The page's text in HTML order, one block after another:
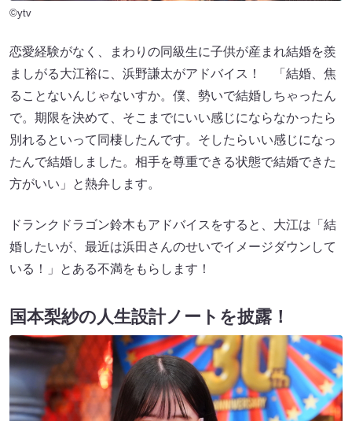
©ytv
恋愛経験がなく、まわりの同級生に子供が産まれ結婚を羨
ましがる大江裕に、浜野謙太がアドバイス！ 「結婚、焦
ることないんじゃないすか。僕、勢いで結婚しちゃったん
で。期限を決めて、そこまでにいい感じにならなかったら
別れるといって同棲したんです。そしたらいい感じになっ
たんで結婚しました。相手を尊重できる状態で結婚できた
方がいい」と熱弁します。
ドランクドラゴン鈴木もアドバイスをすると、大江は「結
婚したいが、最近は浜田さんのせいでイメージダウンして
いる！」とある不満をもらします！
国本梨紗の人生設計ノートを披露！